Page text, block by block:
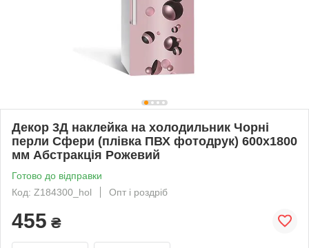
Декор 3Д наклейка на холодильник Чорні
перли Сфери (плівка ПВХ фотодрук) 600х1800
мм Абстракція Рожевий
Готово до відправки
Код: Z184300_hol
Опт і роздріб
455 ₴